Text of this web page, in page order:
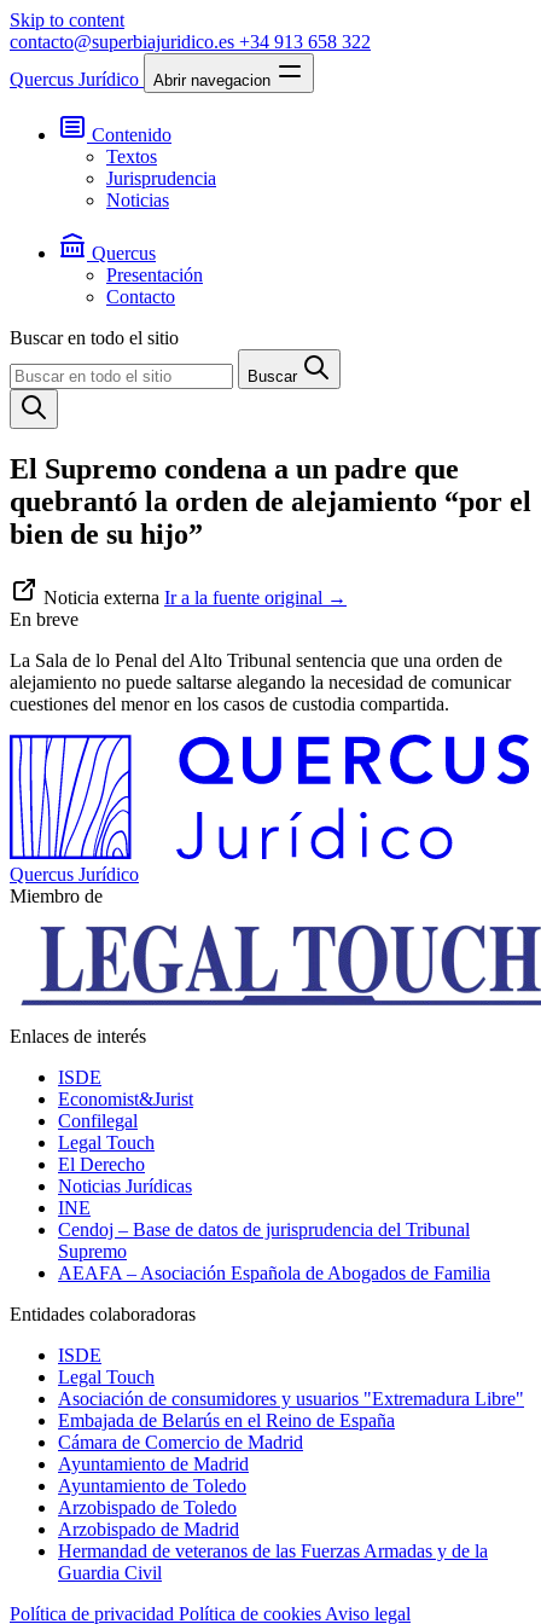
Skip to content
contacto@superbiajuridico.es +34 913 658 322
Quercus Jurídico
Abrir navegacion
Contenido
Textos
Jurisprudencia
Noticias
Quercus
Presentación
Contacto
Buscar en todo el sitio
Buscar
El Supremo condena a un padre que
quebrantó la orden de alejamiento “por el
bien de su hijo”
Noticia externa Ir a la fuente original →
En breve
La Sala de lo Penal del Alto Tribunal sentencia que una orden de
alejamiento no puede saltarse alegando la necesidad de comunicar
cuestiones del menor en los casos de custodia compartida.
Quercus Jurídico
Miembro de
Enlaces de interés
ISDE
Economist&Jurist
Confilegal
Legal Touch
El Derecho
Noticias Jurídicas
INE
Cendoj – Base de datos de jurisprudencia del Tribunal
Supremo
AEAFA – Asociación Española de Abogados de Familia
Entidades colaboradoras
ISDE
Legal Touch
Asociación de consumidores y usuarios "Extremadura Libre"
Embajada de Belarús en el Reino de España
Cámara de Comercio de Madrid
Ayuntamiento de Madrid
Ayuntamiento de Toledo
Arzobispado de Toledo
Arzobispado de Madrid
Hermandad de veteranos de las Fuerzas Armadas y de la
Guardia Civil
Política de privacidad Política de cookies Aviso legal